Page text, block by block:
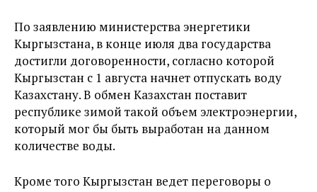
По заявлению министерства энергетики
Кыргызстана, в конце июля два государства
достигли договоренности, согласно которой
Кыргызстан с 1 августа начнет отпускать воду
Казахстану. В обмен Казахстан поставит
республике зимой такой объем электроэнергии,
который мог бы быть выработан на данном
количестве воды.
Кроме того Кыргызстан ведет переговоры о